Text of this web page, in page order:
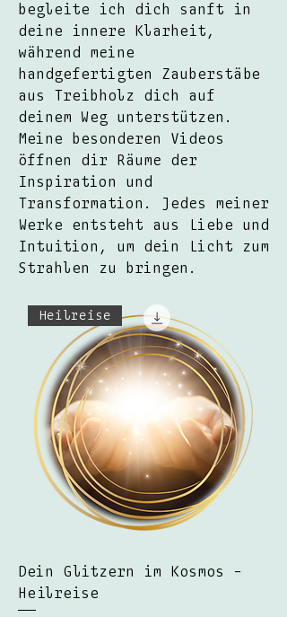
begleite ich dich sanft in
deine innere Klarheit,
während meine
handgefertigten Zauberstäbe
aus Treibholz dich auf
deinem Weg unterstützen.
Meine besonderen Videos
öffnen dir Räume der
Inspiration und
Transformation. Jedes meiner
Werke entsteht aus Liebe und
Intuition, um dein Licht zum
Strahlen zu bringen.
Heilreise
Dein Glitzern im Kosmos -
Heilreise